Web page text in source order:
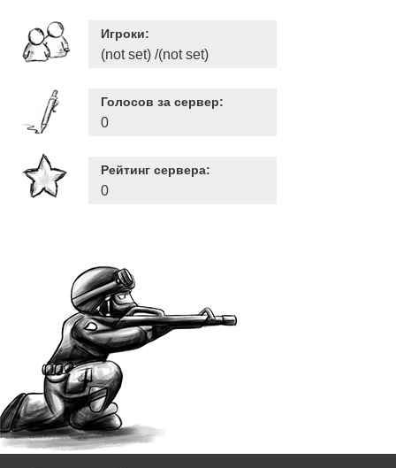
Игроки:
(not set) /(not set)
Голосов за сервер:
0
Рейтинг сервера:
0